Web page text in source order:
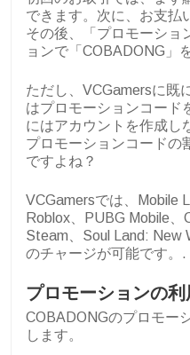
できます。次に、お支払
その後、「プロモーショ
ョンで「COBADONG」
ただし、VCGamersに既
はプロモーションコード
にはアカウントを作成し
プロモーションコードの
ですよね？
VCGamersでは、Mobile
Roblox、PUBG Mobile、
Steam、Soul Land: New
のチャージが可能です。.
プロモーションの
COBADONGのプロモー
します。